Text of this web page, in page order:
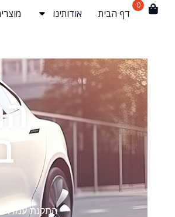
0
דף הבית אודותינו
התקנת עמדת